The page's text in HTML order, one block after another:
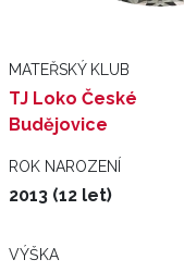
MATEŘSKÝ KLUB
TJ Loko České
Budějovice
ROK NAROZENÍ
2013 (12 let)
VÝŠKA